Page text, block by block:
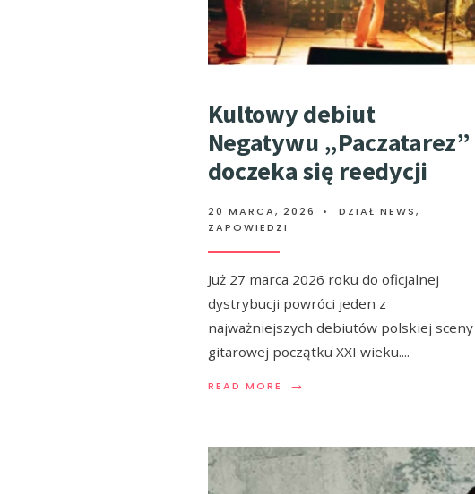
Kultowy debiut
Negatywu „Paczatarez”
doczeka się reedycji
20 MARCA, 2026 • DZIAŁ NEWS,
ZAPOWIEDZI
Już 27 marca 2026 roku do oficjalnej
dystrybucji powróci jeden z
najważniejszych debiutów polskiej sceny
gitarowej początku XXI wieku....
READ MORE →